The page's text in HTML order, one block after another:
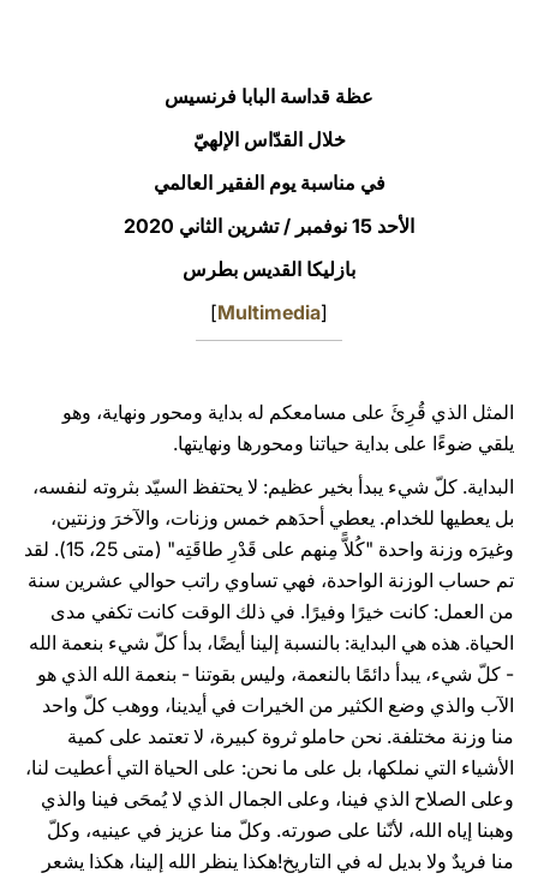
عظة قداسة البابا فرنسيس
خلال القدّاس الإلهيّ
في مناسبة يوم الفقير العالمي
الأحد 15 نوفمبر / تشرين الثاني 2020
بازليكا القديس بطرس
[
Multimedia
]
المثل الذي قُرِئَ على مسامعكم له بداية ومحور ونهاية، وهو
يلقي ضوءًا على بداية حياتنا ومحورها ونهايتها.
البداية. كلّ شيء يبدأ بخير عظيم: لا يحتفظ السيّد بثروته لنفسه،
بل يعطيها للخدام. يعطي أحدَهم خمس وزنات، والآخرَ وزنتين،
وغيرَه وزنة واحدة "كُلاًّ مِنهم على قَدْرِ طاقَتِه" (متى 25، 15). لقد
تم حساب الوزنة الواحدة، فهي تساوي راتب حوالي عشرين سنة
من العمل: كانت خيرًا وفيرًا. في ذلك الوقت كانت تكفي مدى
الحياة. هذه هي البداية: بالنسبة إلينا أيضًا، بدأ كلّ شيء بنعمة الله
- كلّ شيء، يبدأ دائمًا بالنعمة، وليس بقوتنا - بنعمة الله الذي هو
الآب والذي وضع الكثير من الخيرات في أيدينا، ووهب كلّ واحد
منا وزنة مختلفة. نحن حاملو ثروة كبيرة، لا تعتمد على كمية
الأشياء التي نملكها، بل على ما نحن: على الحياة التي أعطيت لنا،
وعلى الصلاح الذي فينا، وعلى الجمال الذي لا يُمحَى فينا والذي
وهبنا إياه الله، لأنّنا على صورته. وكلّ منا عزيز في عينيه، وكلّ
منا فريدٌ ولا بديل له في التاريخ!هكذا ينظر الله إلينا، هكذا يشعر